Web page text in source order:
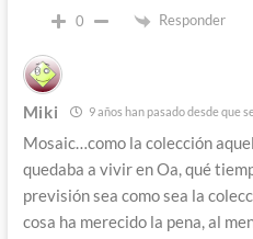
0 Responder
Miki 9 años han pasado desde que
Mosaic…como la colección
quedaba a vivir en Oa, qué
previsión sea como sea la
cosa ha merecido la pena, al